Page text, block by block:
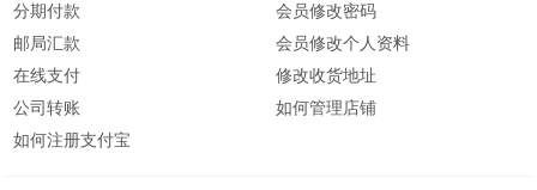
分期付款
邮局汇款
在线支付
公司转账
如何注册支付宝
会员修改密码
会员修改个人资料
修改收货地址
如何管理店铺